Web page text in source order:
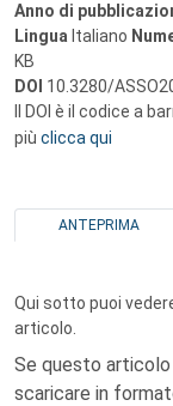
Anno di
Lingua Italiano
KB
DOI 10.3280/
Il DOI è il codice a
più clicca qui
ANTEPRIMA
Qui sotto puoi
articolo.
Se questo
scaricare in